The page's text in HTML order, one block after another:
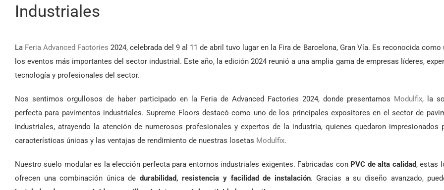
Industriales
La Feria Advanced Factories 2024, celebrada del 9 al 11 de abril tuvo lugar en la Fira de Barcelona, Gran Vía. Es reconocida como
los eventos más importantes del sector industrial. Este año, la edición 2024 reunió a una amplia gama de empresas líderes,
tecnología y profesionales del sector.
Nos sentimos orgullosos de haber participado en la Feria de Advanced Factories 2024, donde presentamos Modulfix, la
perfecta para pavimentos industriales. Supreme Floors destacó como uno de los principales expositores en el sector de
industriales, atrayendo la atención de numerosos profesionales y expertos de la industria, quienes quedaron impresionados
características únicas y las ventajas de rendimiento de nuestras losetas Modulfix.
Nuestro suelo modular es la elección perfecta para entornos industriales exigentes. Fabricadas con PVC de alta calidad, estas
ofrecen una combinación única de durabilidad, resistencia y facilidad de instalación. Gracias a su diseño avanzado,